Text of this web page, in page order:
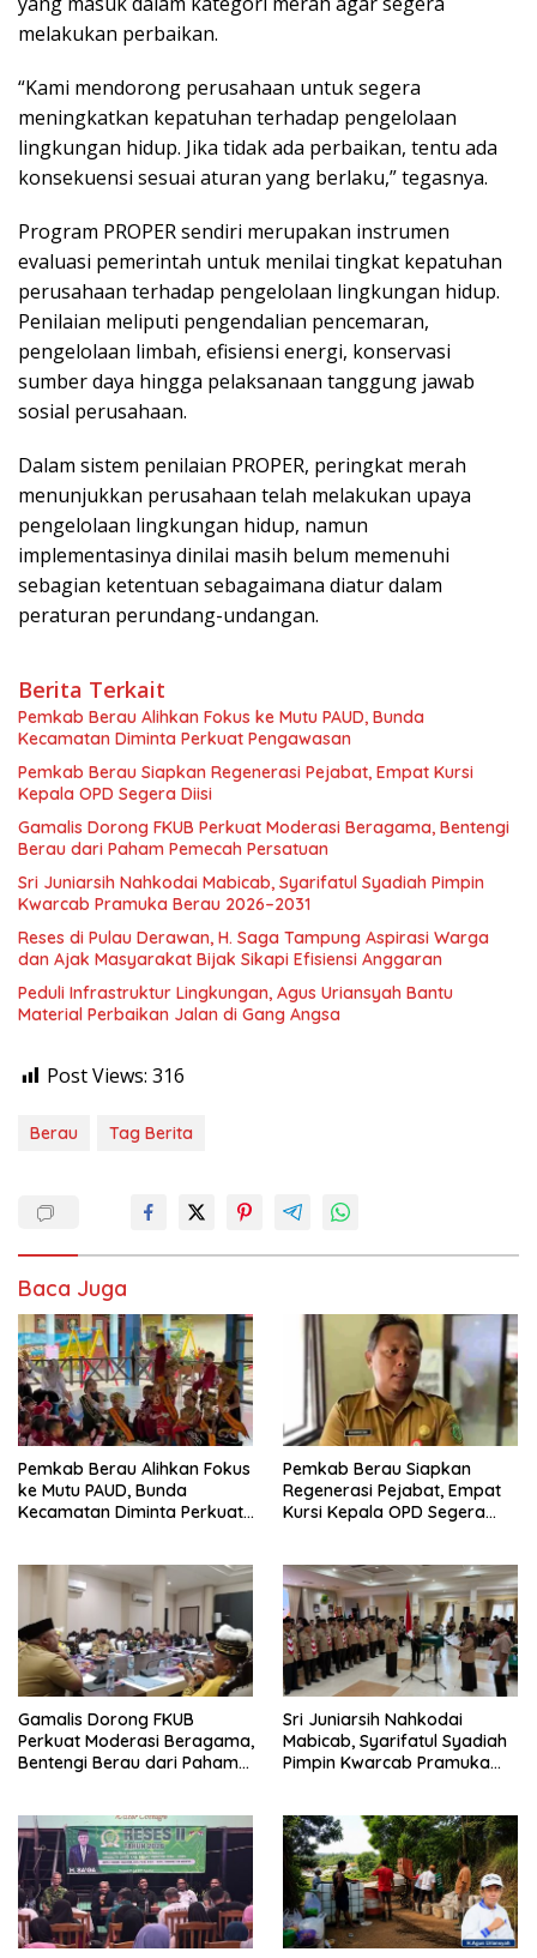
melakukan perbaikan.
“Kami mendorong perusahaan untuk segera
meningkatkan kepatuhan terhadap pengelolaan
lingkungan hidup. Jika tidak ada perbaikan, tentu ada
konsekuensi sesuai aturan yang berlaku,” tegasnya.
Program PROPER sendiri merupakan instrumen
evaluasi pemerintah untuk menilai tingkat kepatuhan
perusahaan terhadap pengelolaan lingkungan hidup.
Penilaian meliputi pengendalian pencemaran,
pengelolaan limbah, efisiensi energi, konservasi
sumber daya hingga pelaksanaan tanggung jawab
sosial perusahaan.
Dalam sistem penilaian PROPER, peringkat merah
menunjukkan perusahaan telah melakukan upaya
pengelolaan lingkungan hidup, namun
implementasinya dinilai masih belum memenuhi
sebagian ketentuan sebagaimana diatur dalam
peraturan perundang-undangan.
Berita Terkait
Pemkab Berau Alihkan Fokus ke Mutu PAUD, Bunda
Kecamatan Diminta Perkuat Pengawasan
Pemkab Berau Siapkan Regenerasi Pejabat, Empat Kursi
Kepala OPD Segera Diisi
Gamalis Dorong FKUB Perkuat Moderasi Beragama, Bentengi
Berau dari Paham Pemecah Persatuan
Sri Juniarsih Nahkodai Mabicab, Syarifatul Syadiah Pimpin
Kwarcab Pramuka Berau 2026–2031
Reses di Pulau Derawan, H. Saga Tampung Aspirasi Warga
dan Ajak Masyarakat Bijak Sikapi Efisiensi Anggaran
Peduli Infrastruktur Lingkungan, Agus Uriansyah Bantu
Material Perbaikan Jalan di Gang Angsa
Post Views: 316
Berau Tag Berita
Baca Juga
Pemkab Berau Alihkan Fokus
ke Mutu PAUD, Bunda
Kecamatan Diminta Perkuat
Pemkab Berau Siapkan
Regenerasi Pejabat, Empat
Kursi Kepala OPD Segera
Gamalis Dorong FKUB
Perkuat Moderasi Beragama,
Bentengi Berau dari Paham
Sri Juniarsih Nahkodai
Mabicab, Syarifatul Syadiah
Pimpin Kwarcab Pramuka